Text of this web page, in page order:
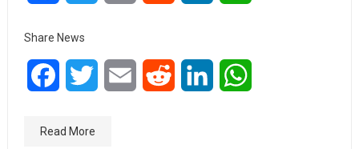
Share News
FacebookTwitter Email Reddit LinkedIn
Read More